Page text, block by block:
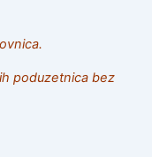
poduzetnica bez